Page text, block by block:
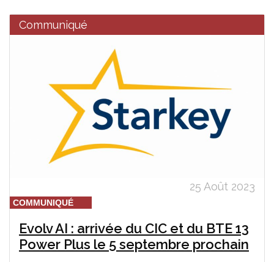
Communiqué
25 Août 2023
COMMUNIQUÉ
Evolv AI : arrivée du CIC et du BTE 13
Power Plus le 5 septembre prochain